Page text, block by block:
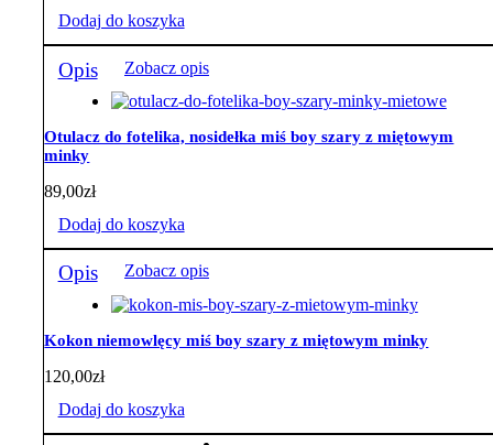
Dodaj do koszyka
Opis Zobacz opis
Otulacz do fotelika, nosidełka miś boy szary z miętowym
minky
89,00zł
Dodaj do koszyka
Opis Zobacz opis
Kokon niemowlęcy miś boy szary z miętowym minky
120,00zł
Dodaj do koszyka